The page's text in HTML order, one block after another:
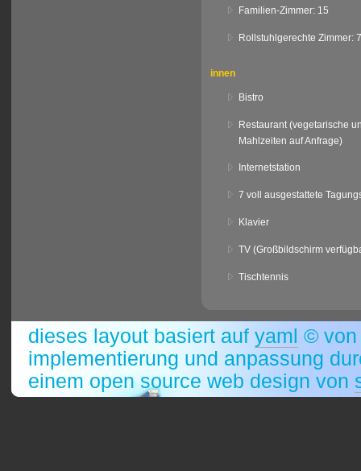
Familien-Zimmer: 15
Rollstuhlgerechte Zimmer: 7
innen
Bistro
Restaurant (vegetarische
Mahlzeiten auf Anfrage)
Internetstation
7 voll ausgestattete
Klavier
TV (Großbildschirm
Tischtennis
dieses layout basiert auf yaml ©
implementierung und anpassung
einem open source web design von